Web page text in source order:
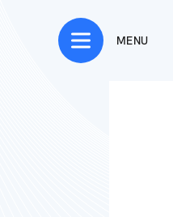
MENU